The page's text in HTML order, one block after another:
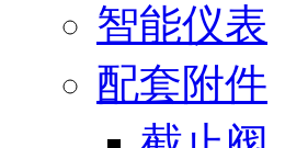
智能仪表
配套附件